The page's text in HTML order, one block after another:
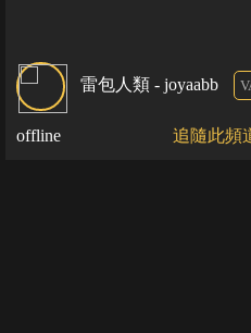
雷包人類 - joyaabb
offline 追隨此頻